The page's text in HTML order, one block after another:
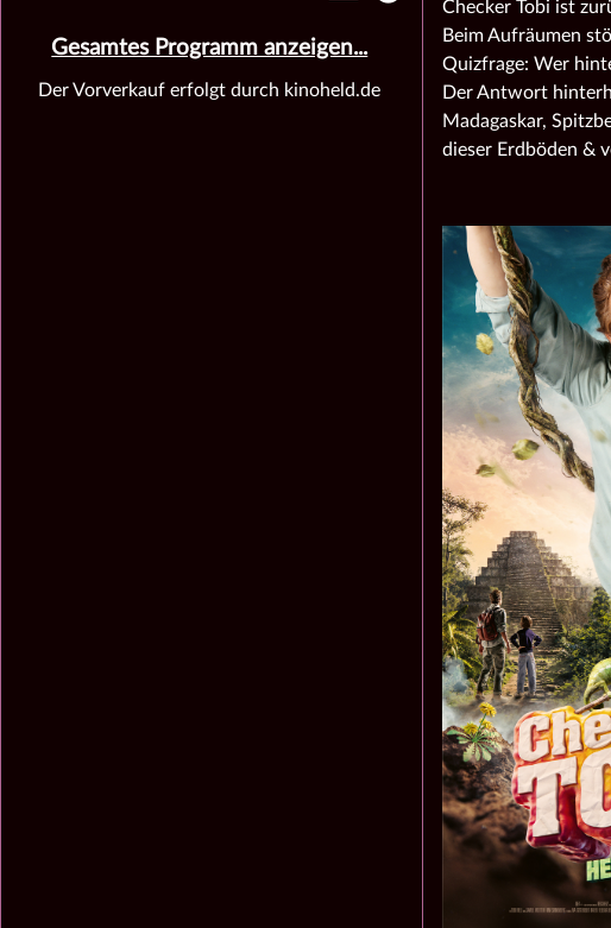
Checker Tobi ist
Beim Aufräumen
Quizfrage: Wer
Der Antwort
Madagaskar,
dieser Erdböden &
Gesamtes Programm anzeigen...
Der Vorverkauf erfolgt durch kinoheld.de